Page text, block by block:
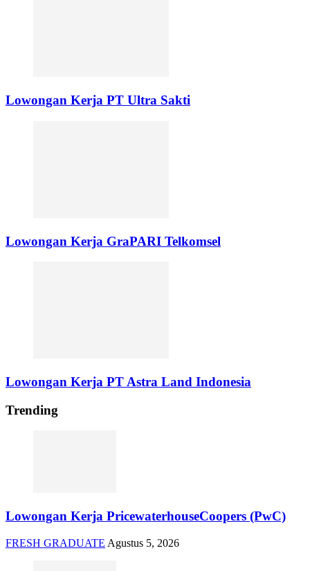
Lowongan Kerja PT Ultra Sakti
Lowongan Kerja GraPARI Telkomsel
Lowongan Kerja PT Astra Land Indonesia
Trending
Lowongan Kerja PricewaterhouseCoopers (PwC)
FRESH GRADUATE Agustus 5, 2026